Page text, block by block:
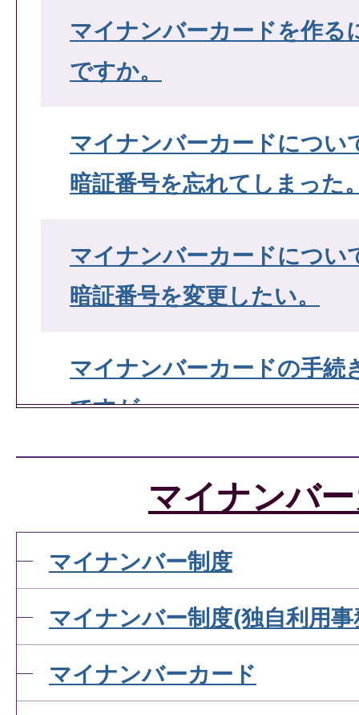
マイナンバーカードを作る
ですか。
マイナンバーカードについ
暗証番号を忘れてしまった
マイナンバーカードについ
暗証番号を変更したい。
マイナンバーカードの手続
ですが。
マイナンバ
マイナンバー制度
マイナンバー制度(独自利用
マイナンバーカード